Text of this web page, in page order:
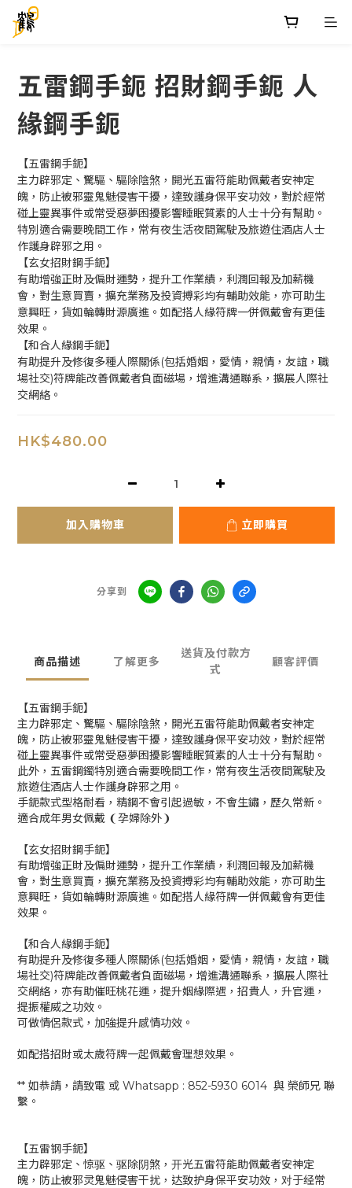
五雷鋼手鈪 招財鋼手鈪 人
緣鋼手鈪
【五雷鋼手鈪】
主力辟邪定、驚驅、驅除陰煞，開光五雷符能助佩戴者安神定
魄，防止被邪靈鬼魅侵害干擾，達致護身保平安功效，對於經常
碰上靈異事件或常受惡夢困擾影響睡眠質素的人士十分有幫助。
特別適合需要晚間工作，常有夜生活夜間駕駛及旅遊住酒店人士
作護身辟邪之用。
【玄女招財鋼手鈪】
有助增強正財及偏財運勢，提升工作業績，利潤回報及加薪機
會，對生意買賣，擴充業務及投資搏彩均有輔助效能，亦可助生
意興旺，貨如輪轉財源廣進。如配搭人緣符牌一併佩戴會有更佳
效果。
【和合人緣鋼手鈪】
有助提升及修復多種人際關係(包括婚姻，愛情，親情，友誼，職
場社交)符牌能改善佩戴者負面磁場，增進溝通聯系，擴展人際社
交網絡。
HK$480.00
加入購物車 立即購買
分享到
商品描述 了解更多
送貨及付款方
式
顧客評價
【五雷鋼手鈪】
主力辟邪定、驚驅、驅除陰煞，開光五雷符能助佩戴者安神定
魄，防止被邪靈鬼魅侵害干擾，達致護身保平安功效，對於經常
碰上靈異事件或常受惡夢困擾影響睡眠質素的人士十分有幫助。
此外，五雷鋼鐲特別適合需要晚間工作，常有夜生活夜間駕駛及
旅遊住酒店人士作護身辟邪之用。
手鈪款式型格耐看，精鋼不會引起過敏，不會生鏽，歷久常新。
適合成年男女佩戴 ❨孕婦除外❩
【玄女招財鋼手鈪】
有助增強正財及偏財運勢，提升工作業績，利潤回報及加薪機
會，對生意買賣，擴充業務及投資搏彩均有輔助效能，亦可助生
意興旺，貨如輪轉財源廣進。如配搭人緣符牌一併佩戴會有更佳
效果。
【和合人緣鋼手鈪】
有助提升及修復多種人際關係(包括婚姻，愛情，親情，友誼，職
場社交)符牌能改善佩戴者負面磁場，增進溝通聯系，擴展人際社
交網絡，亦有助催旺桃花運，提升姻緣際遇，招貴人，升官運，
提振權威之功效。
可做情侶款式，加強提升感情功效。
如配搭招財或太歲符牌一起佩戴會理想效果。
** 如恭請，請致電 或 Whatsapp : 852-5930 6014 與 榮師兄 聯
繫。
【五雷钢手鈪】
主力辟邪定、惊驱、驱除阴煞，开光五雷符能助佩戴者安神定
魄，防止被邪灵鬼魅侵害干扰，达致护身保平安功效，对于经常